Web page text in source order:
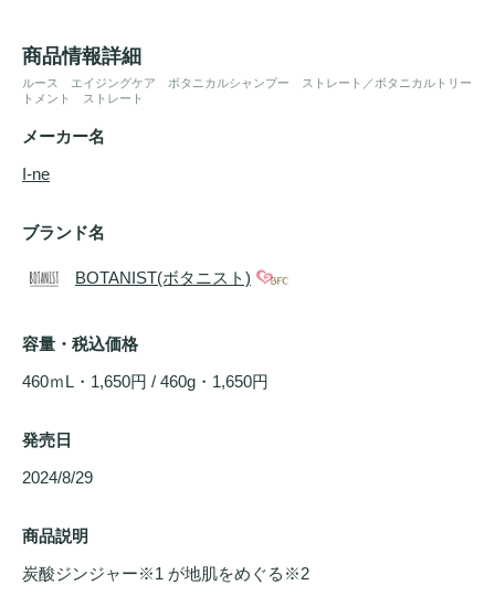
商品情報詳細
ルース エイジングケア ボタニカルシャンプー ストレート／ボタニカルトリー
トメント ストレート
メーカー名
I-ne
ブランド名
BOTANIST(ボタニスト)
容量・税込価格
460ｍL・1,650円 / 460g・1,650円
発売日
2024/8/29
商品説明
炭酸ジンジャー※1 が地肌をめぐる※2